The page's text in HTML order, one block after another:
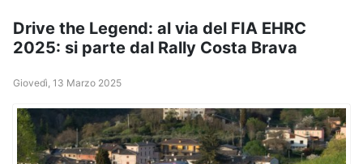
Drive the Legend: al via del FIA EHRC
2025: si parte dal Rally Costa Brava
Giovedì, 13 Marzo 2025